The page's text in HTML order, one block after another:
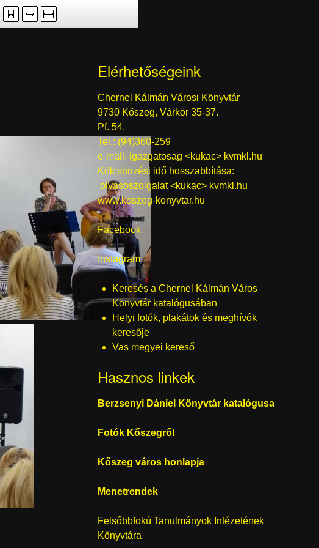
Elérhetőségeink
Chernel Kálmán Városi Könyvtár
9730 Kőszeg, Várkör 35-37.
Pf. 54.
Tel.: (94)360-259
e-mail: igazgatosag <kukac> kvmkl.hu
Kölcsönzési idő hosszabbítása:
olvasoszolgalat <kukac> kvmkl.hu
www.koszeg-konyvtar.hu
Facebook
Instagram
Katalógusok
Keresés a Chernel Kálmán Város
Könyvtár katalógusában
Helyi fotók, plakátok és meghívók
keresője
Vas megyei kereső
Hasznos linkek
Berzsenyi Dániel Könyvtár katalógusa
Fotók Kőszegről
Kőszeg város honlapja
Menetrendek
Felsőbbfokú Tanulmányok Intézetének
Könyvtára